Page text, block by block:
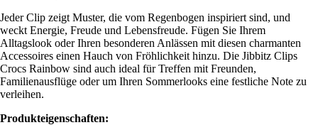
Jeder Clip zeigt Muster, die vom Regenbogen inspiriert sind, und
weckt Energie, Freude und Lebensfreude. Fügen Sie Ihrem
Alltagslook oder Ihren besonderen Anlässen mit diesen charmanten
Accessoires einen Hauch von Fröhlichkeit hinzu. Die Jibbitz Clips
Crocs Rainbow sind auch ideal für Treffen mit Freunden,
Familienausflüge oder um Ihren Sommerlooks eine festliche Note zu
verleihen.
Produkteigenschaften: